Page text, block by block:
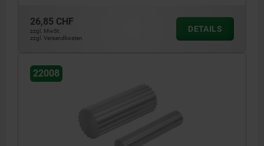
26,85 CHF
zzgl. MwSt.
zzgl. Versandkosten
DETAILS
22008